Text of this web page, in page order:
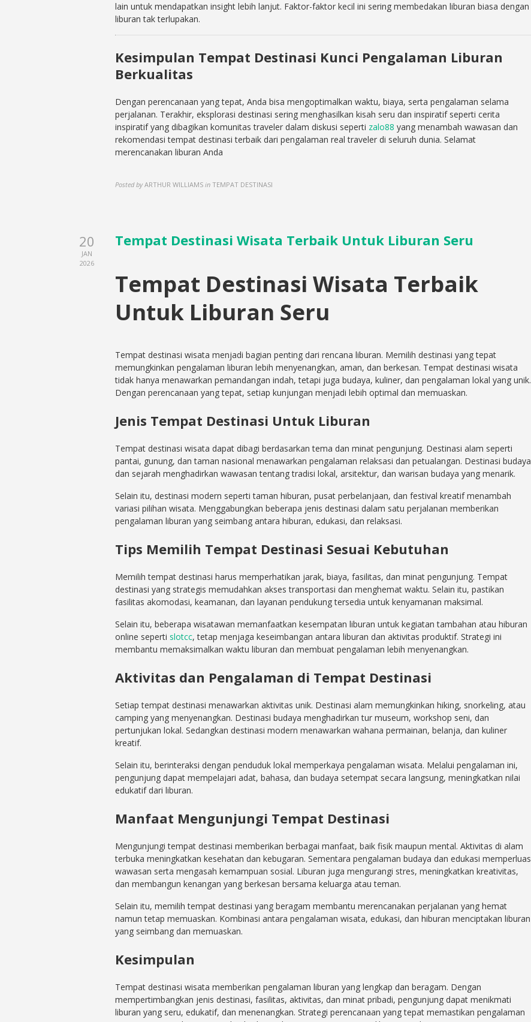
lain untuk mendapatkan insight lebih lanjut. Faktor-faktor kecil ini sering membedakan liburan biasa dengan
liburan tak terlupakan.
Kesimpulan Tempat Destinasi Kunci Pengalaman Liburan
Berkualitas
Dengan perencanaan yang tepat, Anda bisa mengoptimalkan waktu, biaya, serta pengalaman selama
perjalanan. Terakhir, eksplorasi destinasi sering menghasilkan kisah seru dan inspiratif seperti cerita
inspiratif yang dibagikan komunitas traveler dalam diskusi seperti zalo88 yang menambah wawasan dan
rekomendasi tempat destinasi terbaik dari pengalaman real traveler di seluruh dunia. Selamat
merencanakan liburan Anda
Posted by ARTHUR WILLIAMS in TEMPAT DESTINASI
20
JAN
2026
Tempat Destinasi Wisata Terbaik Untuk Liburan Seru
Tempat Destinasi Wisata Terbaik
Untuk Liburan Seru
Tempat destinasi wisata menjadi bagian penting dari rencana liburan. Memilih destinasi yang tepat
memungkinkan pengalaman liburan lebih menyenangkan, aman, dan berkesan. Tempat destinasi wisata
tidak hanya menawarkan pemandangan indah, tetapi juga budaya, kuliner, dan pengalaman lokal yang unik.
Dengan perencanaan yang tepat, setiap kunjungan menjadi lebih optimal dan memuaskan.
Jenis Tempat Destinasi Untuk Liburan
Tempat destinasi wisata dapat dibagi berdasarkan tema dan minat pengunjung. Destinasi alam seperti
pantai, gunung, dan taman nasional menawarkan pengalaman relaksasi dan petualangan. Destinasi budaya
dan sejarah menghadirkan wawasan tentang tradisi lokal, arsitektur, dan warisan budaya yang menarik.
Selain itu, destinasi modern seperti taman hiburan, pusat perbelanjaan, dan festival kreatif menambah
variasi pilihan wisata. Menggabungkan beberapa jenis destinasi dalam satu perjalanan memberikan
pengalaman liburan yang seimbang antara hiburan, edukasi, dan relaksasi.
Tips Memilih Tempat Destinasi Sesuai Kebutuhan
Memilih tempat destinasi harus memperhatikan jarak, biaya, fasilitas, dan minat pengunjung. Tempat
destinasi yang strategis memudahkan akses transportasi dan menghemat waktu. Selain itu, pastikan
fasilitas akomodasi, keamanan, dan layanan pendukung tersedia untuk kenyamanan maksimal.
Selain itu, beberapa wisatawan memanfaatkan kesempatan liburan untuk kegiatan tambahan atau hiburan
online seperti slotcc, tetap menjaga keseimbangan antara liburan dan aktivitas produktif. Strategi ini
membantu memaksimalkan waktu liburan dan membuat pengalaman lebih menyenangkan.
Aktivitas dan Pengalaman di Tempat Destinasi
Setiap tempat destinasi menawarkan aktivitas unik. Destinasi alam memungkinkan hiking, snorkeling, atau
camping yang menyenangkan. Destinasi budaya menghadirkan tur museum, workshop seni, dan
pertunjukan lokal. Sedangkan destinasi modern menawarkan wahana permainan, belanja, dan kuliner
kreatif.
Selain itu, berinteraksi dengan penduduk lokal memperkaya pengalaman wisata. Melalui pengalaman ini,
pengunjung dapat mempelajari adat, bahasa, dan budaya setempat secara langsung, meningkatkan nilai
edukatif dari liburan.
Manfaat Mengunjungi Tempat Destinasi
Mengunjungi tempat destinasi memberikan berbagai manfaat, baik fisik maupun mental. Aktivitas di alam
terbuka meningkatkan kesehatan dan kebugaran. Sementara pengalaman budaya dan edukasi memperluas
wawasan serta mengasah kemampuan sosial. Liburan juga mengurangi stres, meningkatkan kreativitas,
dan membangun kenangan yang berkesan bersama keluarga atau teman.
Selain itu, memilih tempat destinasi yang beragam membantu merencanakan perjalanan yang hemat
namun tetap memuaskan. Kombinasi antara pengalaman wisata, edukasi, dan hiburan menciptakan liburan
yang seimbang dan memuaskan.
Kesimpulan
Tempat destinasi wisata memberikan pengalaman liburan yang lengkap dan beragam. Dengan
mempertimbangkan jenis destinasi, fasilitas, aktivitas, dan minat pribadi, pengunjung dapat menikmati
liburan yang seru, edukatif, dan menenangkan. Strategi perencanaan yang tepat memastikan pengalaman